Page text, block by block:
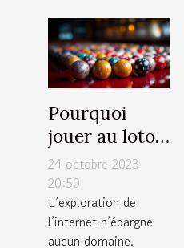
Pourquoi
jouer au loto
en ligne en
France ?
24 octobre 2023
20:50
L’exploration de
l’internet n’épargne
aucun domaine.